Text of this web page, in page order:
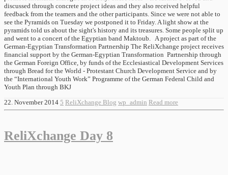
discussed through concrete project ideas and they also received helpful
feedback from the teamers and the other participants. Since we were not able to
see the Pyramids on Tuesday we postponed it to Friday. A light show at the
pyramids told us about the sight's history and its treasures. Some people split up
and went to a concert of the Egyptian band Maktoub. A project as part of the
German-Egyptian Transformation Partnership The ReliXchange project receives
financial support by the German-Egyptian Transformation Partnership through
the German Foreign Office, by funds of the Ecclesiastical Development Services
through Bread for the World - Protestant Church Development Service and by
the “International Youth Work” Programme of the German Federal Child and
Youth Plan through BKJ
22. November 2014 5 ReliXchange Blog wp_admin Read more
ReliXchange Day 8